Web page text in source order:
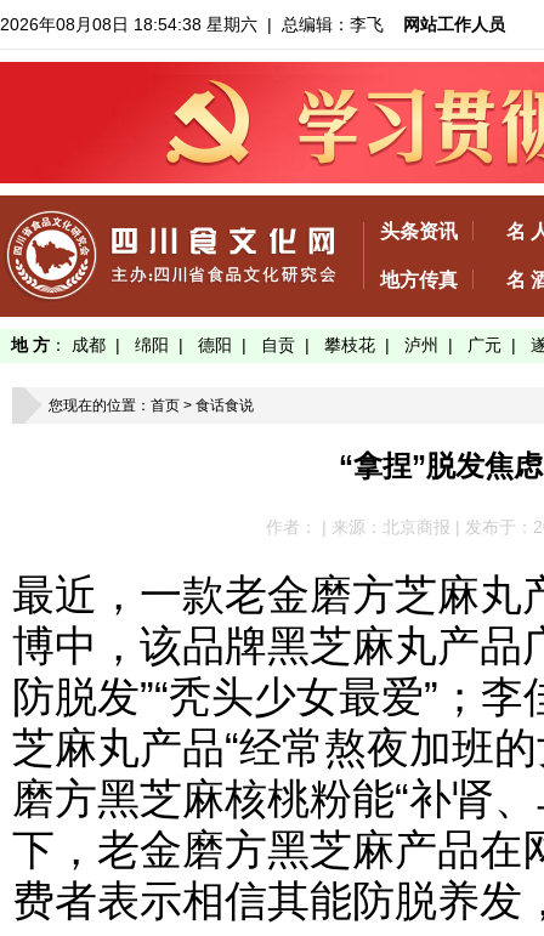
2026年08月08日 18:54:39 星期六 | 总编辑：李飞 网站工作人员
头条资讯 名
地方传真 名
地 方 ： 成都 | 绵阳 | 德阳 | 自贡 | 攀枝花 | 泸州 | 广元 |
您现在的位置： 首页 > 食话食说
“拿捏”脱发焦
作者： | 来源：北京商报 | 发布于
最近，一款老金磨方芝麻丸
博中，该品牌黑芝麻丸产品
防脱发”“秃头少女最爱”；
芝麻丸产品“经常熬夜加班
磨方黑芝麻核桃粉能“补肾
下，老金磨方黑芝麻产品在
费者表示相信其能防脱养发